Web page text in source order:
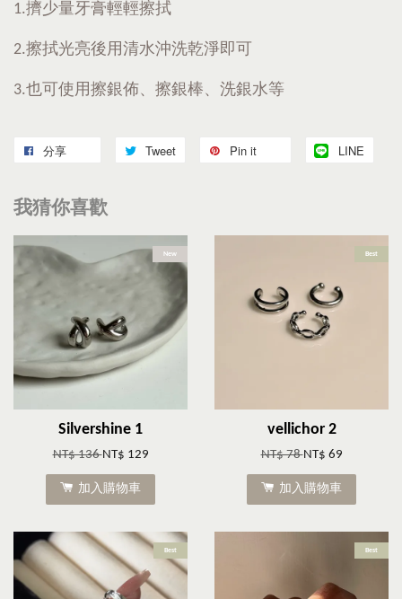
1.擠少量牙膏輕輕擦拭
2.擦拭光亮後用清水沖洗乾淨即可
3.也可使用擦銀佈、擦銀棒、洗銀水等
分享 Tweet Pin it LINE
我猜你喜歡
New
Silvershine 1
NT$ 136NT$ 129
加入購物車
Best
vellichor 2
NT$ 78NT$ 69
加入購物車
Best Best